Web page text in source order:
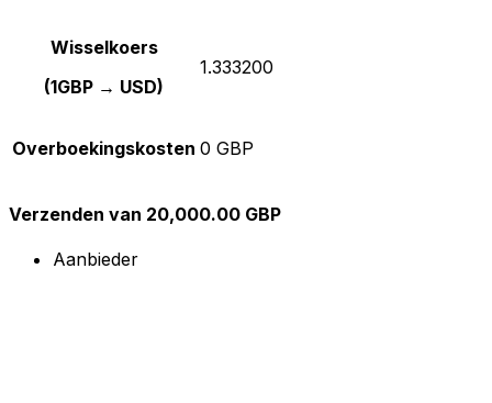
Wisselkoers
(1GBP → USD)
1.333200
Overboekingskosten 0 GBP
Verzenden van 20,000.00 GBP
Aanbieder